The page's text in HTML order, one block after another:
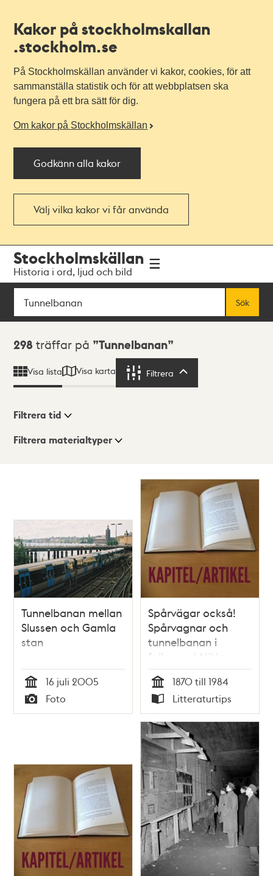
Kakor på stockholmskallan
.stockholm.se
På Stockholmskällan använder vi kakor, cookies, för att
sammanställa statistik och för att webbplatsen ska
fungera på ett bra sätt för dig.
Om kakor på Stockholmskällan
Godkänn alla kakor
Välj vilka kakor vi får använda
navigationen
huvudinnehållet
Stockholmskällan
Historia i ord, ljud och bild
Sök
Sök
Sökresultat
298 träffar på Tunnelbanan
Visa lista Visa karta Filtrera
Visningsläge
Filtrera tid
Filtrera materialtyper
Tunnelbanan mellan
Slussen och Gamla
stan
Tid
16 juli 2005
Typ
Foto
Spårvägar också!
Spårvagnar och
tunnelbanan i
folkmun / Niklas
Ericsson
Tid
1870 till 1984
Typ
Litteraturtips